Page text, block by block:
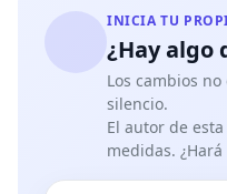
INICIA TU
¿Hay algo
Los cambios
silencio.
El autor de
medidas.